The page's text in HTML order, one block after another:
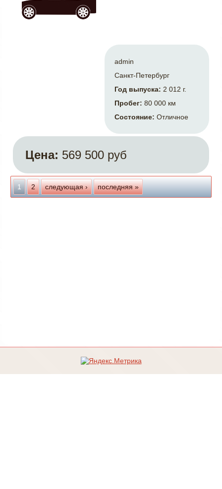
admin
Санкт-Петербург
Год выпуска: 2 012 г.
Пробег:80 000 км
Состояние:Отличное
Цена: 569 500 руб
Страницы
1 2 следующая › последняя »